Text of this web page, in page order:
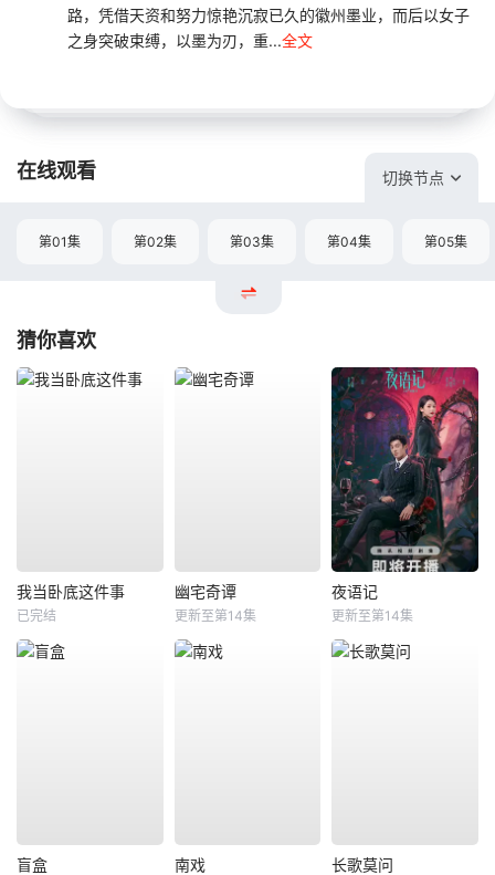
路，凭借天资和努力惊艳沉寂已久的徽州墨业，而后以女子
之身突破束缚，以墨为刃，重...全文
在线观看 切换节点
第01集 第02集 第03集 第04集 第05集
猜你喜欢
我当卧底这件事
已完结
幽宅奇谭
更新至第14集
夜语记
更新至第14集
盲盒 南戏 长歌莫问